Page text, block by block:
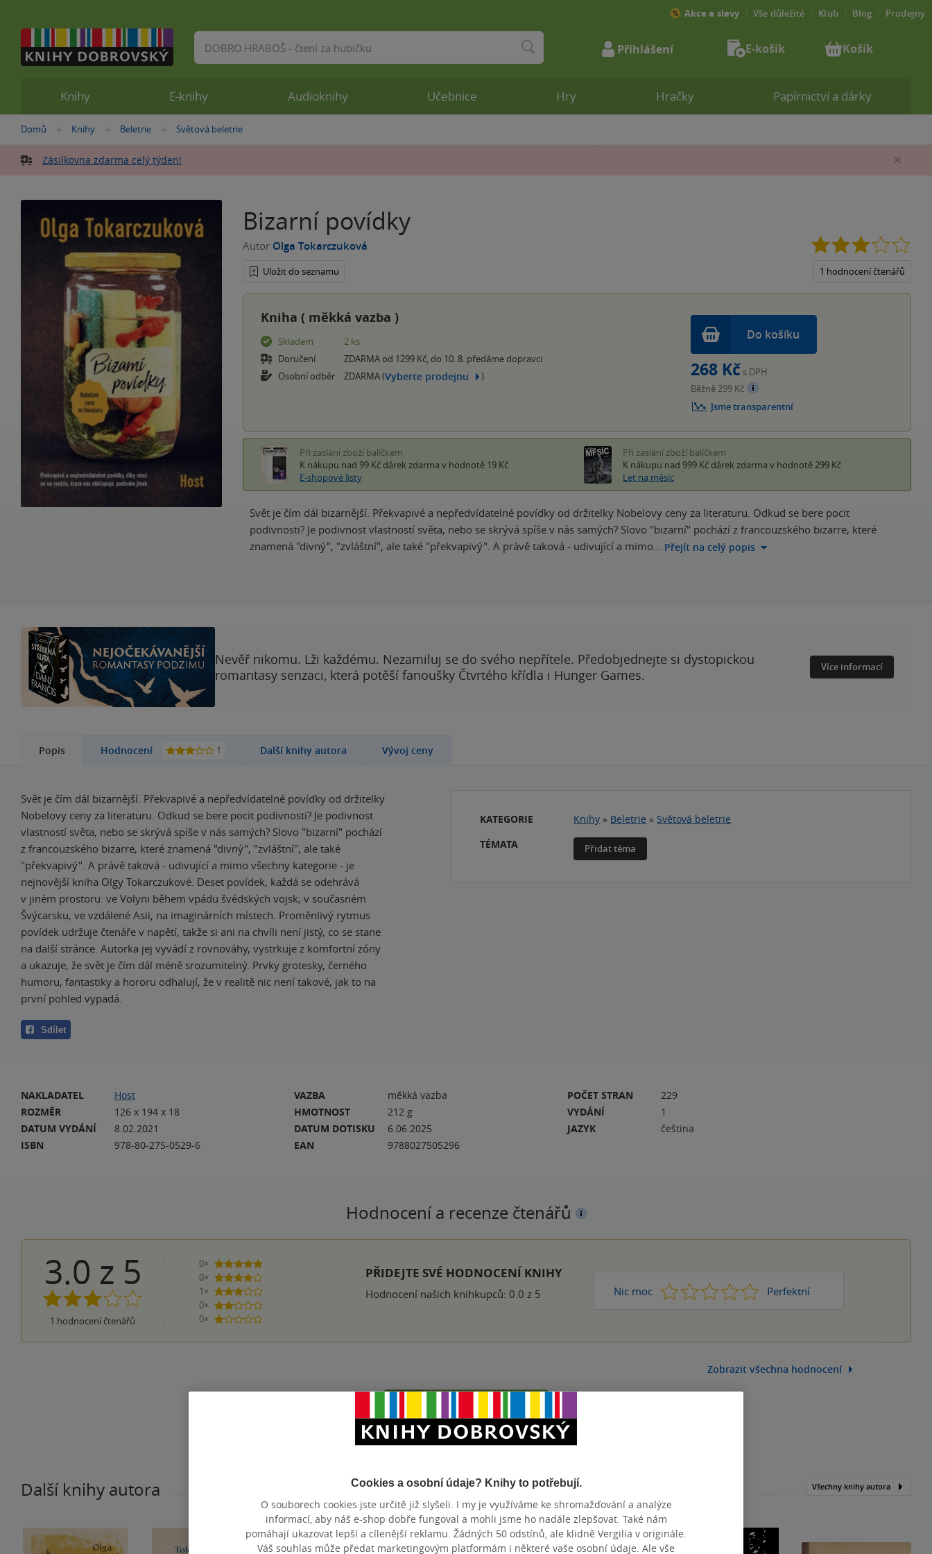
Nacházíte
zde:
Domů »
Knihy »
Beletrie »
Světová beletrie
Zásilkovna zdarma celý týden!
Bizarní povídky
Autor Olga Tokarczuková
Uložit do seznamu 1 hodnocení čtenářů
Kniha ( měkká vazba )
Skladem
2 ks
Doručení
ZDARMA od 1299 Kč, do 10. 8. předáme dopravci
Osobní odběr
ZDARMA (Vyberte prodejnu )
Do košíku
268 Kč s DPH
Běžně 299 Kč
Jsme transparentní
Při zaslání zboží balíčkem
K nákupu nad 99 Kč dárek zdarma v hodnotě 19 Kč
E-shopové listy
Při zaslání zboží balíčkem
K nákupu nad 999 Kč dárek zdarma v hodnotě 299 Kč
Let na měsíc
Svět je čím dál bizarnější. Překvapivé a nepředvídatelné povídky od držitelky Nobelovy ceny za literaturu. Odkud se bere pocit
podivnosti? Je podivnost vlastností světa, nebo se skrývá spíše v nás samých? Slovo "bizarní" pochází z francouzského bizarre, které
znamená "divný", "zvláštní", ale také "překvapivý". A právě taková - udivující a mimo… Přejít na celý popis
Nevěř nikomu. Lži každému. Nezamiluj se do svého nepřítele. Předobjednejte si dystopickou
romantasy senzaci, která potěší fanoušky Čtvrtého křídla i Hunger Games.
Více informací
Popis Hodnocení 1 Další knihy autora Vývoj ceny
Svět je čím dál bizarnější. Překvapivé a nepředvídatelné povídky od držitelky
Nobelovy ceny za literaturu. Odkud se bere pocit podivnosti? Je podivnost
vlastností světa, nebo se skrývá spíše v nás samých? Slovo "bizarní" pochází
z francouzského bizarre, které znamená "divný", "zvláštní", ale také
"překvapivý". A právě taková - udivující a mimo všechny kategorie - je
nejnovější kniha Olgy Tokarczukové. Deset povídek, každá se odehrává
v jiném prostoru: ve Volyni během vpádu švédských vojsk, v současném
Švýcarsku, ve vzdálené Asii, na imaginárních místech. Proměnlivý rytmus
povídek udržuje čtenáře v napětí, takže si ani na chvíli není jistý, co se stane
na další stránce. Autorka jej vyvádí z rovnováhy, vystrkuje z komfortní zóny
a ukazuje, že svět je čím dál méně srozumitelný. Prvky grotesky, černého
humoru, fantastiky a hororu odhalují, že v realitě nic není takové, jak to na
první pohled vypadá.
Sdílet
KATEGORIE Knihy » Beletrie » Světová beletrie
TÉMATA
Přidat téma
NAKLADATEL
Host
ROZMĚR
126 x 194 x 18
DATUM VYDÁNÍ
8.02.2021
ISBN
978-80-275-0529-6
VAZBA
měkká vazba
HMOTNOST
212 g
DATUM DOTISKU
6.06.2025
EAN
9788027505296
POČET STRAN
229
VYDÁNÍ
1
JAZYK
čeština
Hodnocení a recenze čtenářů
3.0 z 5
1 hodnocení čtenářů
0×
5 hvězdiček
0×
4 hvězdičky
1×
3 hvězdičky
0×
2 hvězdičky
0×
1 hvezdička
PŘIDEJTE SVÉ HODNOCENÍ KNIHY
Hodnocení našich knihkupců: 0.0 z 5 Nic moc 1 2 3 4 Perfektní
5
Zobrazit všechna hodnocení
Další knihy autora Všechny knihy autora
Knihy E-knihy Audioknihy Učebnice Hry Hračky Papírnictví a dárky
Akce a slevy Vše důležité Klub Blog Prodejny
Vyhledávání Přihlášení E-košík Košík
Cookies a osobní údaje? Knihy to potřebují.
O souborech cookies jste určitě již slyšeli. I my je využíváme ke shromažďování a analýze
informací, aby náš e-shop dobře fungoval a mohli jsme ho nadále zlepšovat. Také nám
pomáhají ukazovat lepší a cílenější reklamu. Žádných 50 odstínů, ale klidně Vergilia v originále.
Váš souhlas může předat marketingovým platformám i některé vaše osobní údaje. Ale vše